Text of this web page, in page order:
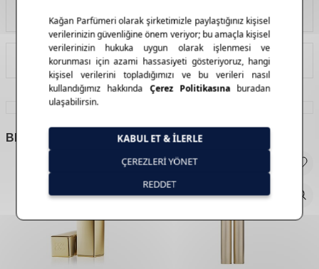
Tavsiye Et
İade Koşulları
BENZER